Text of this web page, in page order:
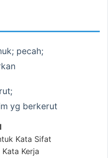
pecah;
yg berkerut
Kata Sifat
Kerja